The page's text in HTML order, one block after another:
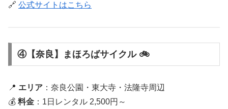
🔗 公式サイトはこちら
④【奈良】まほろばサイクル 🚲
📍 エリア ：奈良公園・東大寺・法隆寺周辺
💰 料金 ：1日レンタル 2,500円～